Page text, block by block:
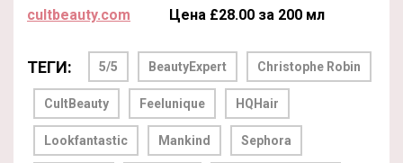
cultbeauty.com Цена £28.00 за 200 мл
ТЕГИ: 5/5 BeautyExpert Christophe Robin
CultBeauty Feelunique HQHair
Lookfantastic Mankind Sephora